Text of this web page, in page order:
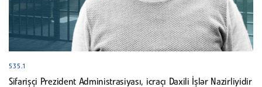
535.1
Sifarişçi Prezident Administrasiyası, icraçı Daxili İşlər Nazirliyidir